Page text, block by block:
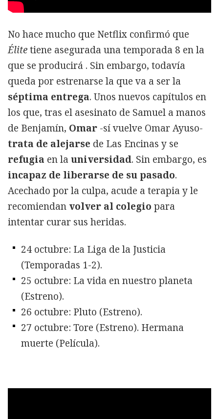
No hace mucho que Netflix confirmó que
Élitetiene asegurada una temporada 8 en la
que se producirá . Sin embargo, todavía
queda por estrenarse la que va a ser la
séptima entrega. Unos nuevos capítulos en
los que, tras el asesinato de Samuel a manos
de Benjamín, Omar -sí vuelve Omar Ayuso-
trata de alejarse de Las Encinas y se
refugia en la universidad. Sin embargo, es
incapaz de liberarse de su pasado.
Acechado por la culpa, acude a terapia y le
recomiendan volver al colegio para
intentar curar sus heridas.
24 octubre: La Liga de la Justicia
(Temporadas 1-2).
25 octubre: La vida en nuestro planeta
(Estreno).
26 octubre: Pluto (Estreno).
27 octubre: Tore (Estreno). Hermana
muerte (Película).